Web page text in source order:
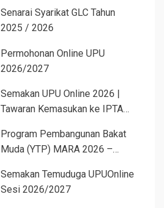
Senarai Syarikat GLC Tahun
2025 / 2026
Permohonan Online UPU
2026/2027
Semakan UPU Online 2026 |
Tawaran Kemasukan ke IPTA
Program Pembangunan Bakat
Muda (YTP) MARA 2026 –
Semakan Temuduga UPUOnline
Sesi 2026/2027